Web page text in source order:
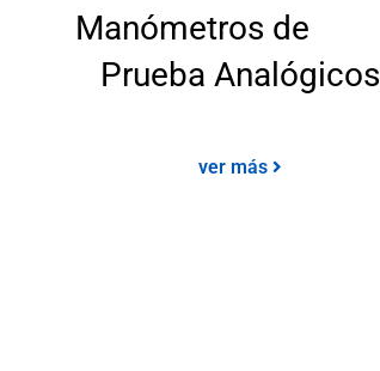
Manómetros de
Prueba Analógicos
ver más